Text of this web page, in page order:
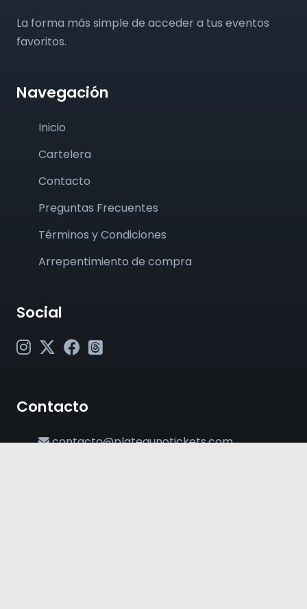
La forma más simple de acceder a tus eventos
favoritos.
Navegación
Inicio
Cartelera
Contacto
Preguntas Frecuentes
Términos y Condiciones
Arrepentimiento de compra
Social
Contacto
contacto@plateaunotickets.com